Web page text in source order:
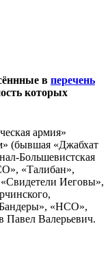
в перечень
которых
армия»
(бывшая «Джабхат
Большевистская
«Талибан»,
Иеговы»,
Бандеры», «НСО»,
Павел Валерьевич.